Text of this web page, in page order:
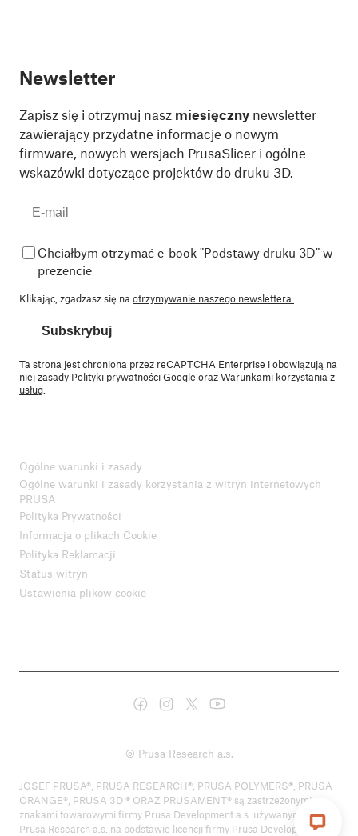
Newsletter
Zapisz się i otrzymuj nasz miesięczny newsletter
zawierający przydatne informacje o nowym
firmware, nowych wersjach PrusaSlicer i ogólne
wskazówki dotyczące projektów do druku 3D.
Chciałbym otrzymać e-book "Podstawy druku 3D" w
prezencie
Klikając, zgadzasz się na otrzymywanie naszego newslettera.
Subskrybuj
Ta strona jest chroniona przez reCAPTCHA Enterprise i obowiązują na
niej zasady Polityki prywatnościGoogle orazWarunkami korzystania z
usług
Ogólne warunki i zasady
Ogólne warunki i zasady korzystania z witryn internetowych
PRUSA
Polityka Prywatności
Informacja o plikach Cookie
Polityka Reklamacji
Status witryn
Ustawienia plików cookie
© Prusa Research a.s.
JOSEF PRUSA®, PRUSA RESEARCH®, PRUSA POLYMERS®, PRUSA
ORANGE®, PRUSA 3D ® ORAZ PRUSAMENT® są zastrzeżonymi
znakami towarowymi firmy Prusa Development a.s. używanymi przez
Prusa Research a.s. na podstawie licencji firmy Prusa Development a.s.